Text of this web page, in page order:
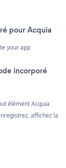
pour Acquia
your app
incorporé
élément Acquia
affichez la